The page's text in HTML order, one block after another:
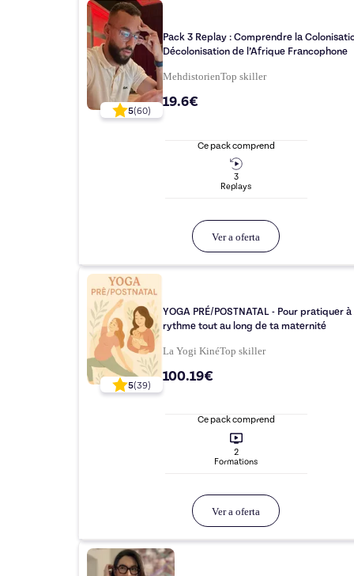
5(60)
Pack 3 Replay : Comprendre la
Décolonisation de l’Afrique Francophone
MehdistorienTop skiller
19.6€
Ce pack comprend
3
Replays
Ver a oferta
5(39)
YOGA PRÉ/POSTNATAL - Pour pratiquer
rythme tout au long de ta maternité
La Yogi KinéTop skiller
100.19€
Ce pack comprend
2
Formations
Ver a oferta